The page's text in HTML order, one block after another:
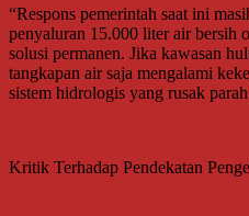
“Respons pemerintah saat ini
penyaluran 15.000 liter air bersih
solusi permanen. Jika kawasan
tangkapan air saja mengalami
sistem hidrologis yang rusak
Kritik Terhadap Pendekatan